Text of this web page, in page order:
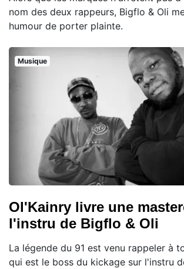
nom des deux rappeurs, Bigflo & Oli
humour de porter plainte.
Musique
Ol'Kainry livre une
l'instru de Bigflo & Oli
La légende du 91 est venu rappeler à
qui est le boss du kickage sur l'instru